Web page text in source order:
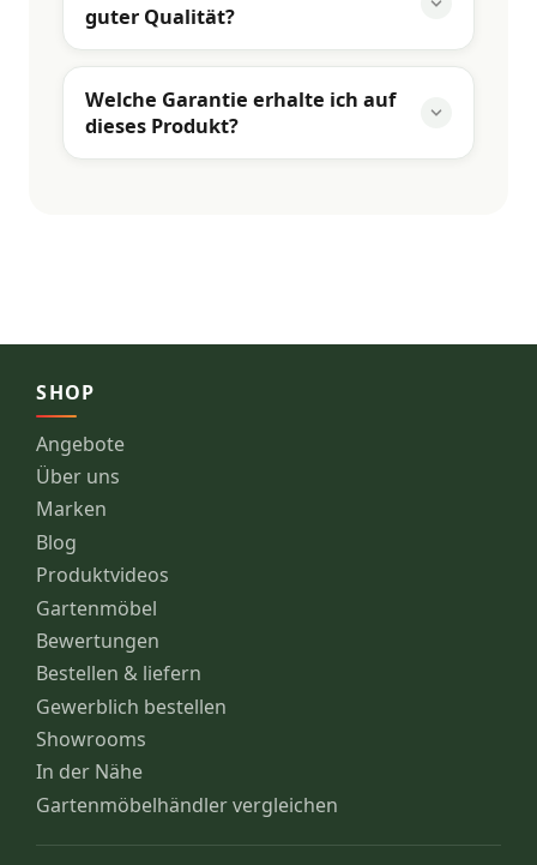
guter Qualität?
Welche Garantie erhalte ich auf
dieses Produkt?
SHOP
Angebote
Über uns
Marken
Blog
Produktvideos
Gartenmöbel
Bewertungen
Bestellen & liefern
Gewerblich bestellen
Showrooms
In der Nähe
Gartenmöbelhändler vergleichen